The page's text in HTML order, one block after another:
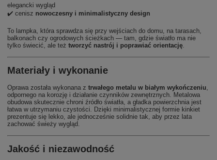
elegancki wygląd
✔️ cenisz nowoczesny i minimalistyczny design
To lampka, która sprawdza się przy wejściach do domu, na tarasach,
balkonach czy ogrodowych ścieżkach — tam, gdzie światło ma nie
tylko świecić, ale też tworzyć nastrój i poprawiać orientację.
Materiały i wykonanie
Oprawa została wykonana z trwałego metalu w białym wykończeniu,
odpornego na korozję i działanie czynników zewnętrznych. Metalowa
obudowa skutecznie chroni źródło światła, a gładka powierzchnia jest
łatwa w utrzymaniu czystości. Dzięki minimalistycznej formie kinkiet
prezentuje się lekko, ale jednocześnie solidnie tak, aby przez lata
zachować świeży wygląd.
Jakość i niezawodność